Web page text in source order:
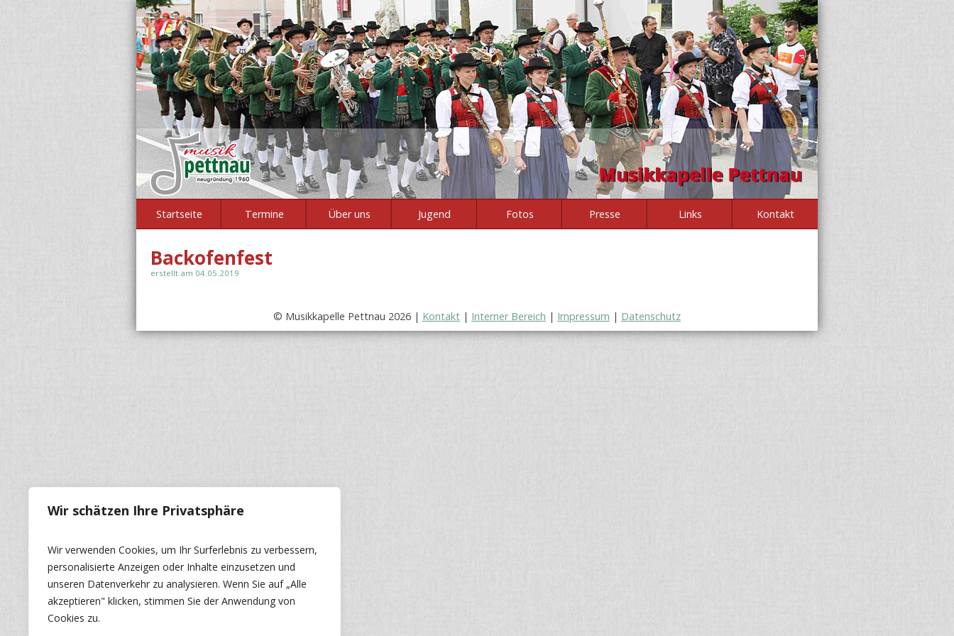
Wir schätzen Ihre Privatsphäre
Wir verwenden Cookies, um Ihr Surferlebnis zu verbessern,
personalisierte Anzeigen oder Inhalte einzusetzen und
unseren Datenverkehr zu analysieren. Wenn Sie auf „Alle
akzeptieren" klicken, stimmen Sie der Anwendung von
Cookies zu.
Startseite Termine Über uns Jugend Fotos Presse Links Kontakt
Backofenfest
erstellt am 04.05.2019
© Musikkapelle Pettnau 2026 | Kontakt | Interner Bereich | Impressum | Datenschutz